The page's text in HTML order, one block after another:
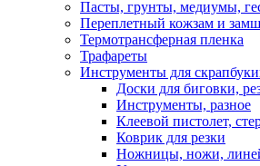
Пасты, грунты, медиумы,
Переплетный кожзам и
Термотрансферная пленка
Трафареты
Инструменты для
Доски для биговки,
Инструменты, разное
Клеевой пистолет,
Коврик для резки
Ножницы, ножи,